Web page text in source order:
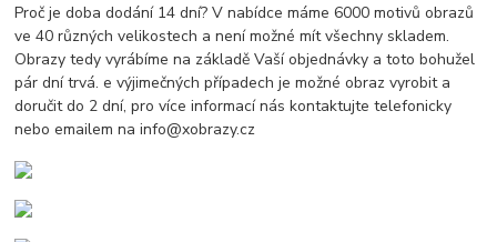
Proč je doba dodání 14 dní? V nabídce máme 6000 motivů obrazů
ve 40 různých velikostech a není možné mít všechny skladem.
Obrazy tedy vyrábíme na základě Vaší objednávky a toto bohužel
pár dní trvá. e výjimečných případech je možné obraz vyrobit a
doručit do 2 dní, pro více informací nás kontaktujte telefonicky
nebo emailem na info@xobrazy.cz